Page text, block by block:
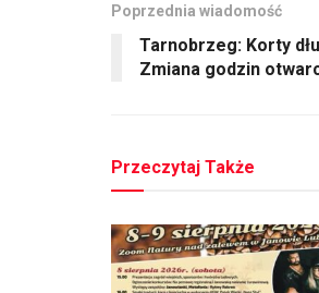
Poprzednia wiadomość
Tarnobrzeg: Korty
Zmiana godzin
Przeczytaj Także